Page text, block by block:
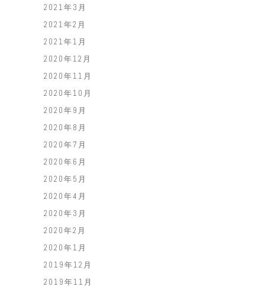
2021年3月
2021年2月
2021年1月
2020年12月
2020年11月
2020年10月
2020年9月
2020年8月
2020年7月
2020年6月
2020年5月
2020年4月
2020年3月
2020年2月
2020年1月
2019年12月
2019年11月